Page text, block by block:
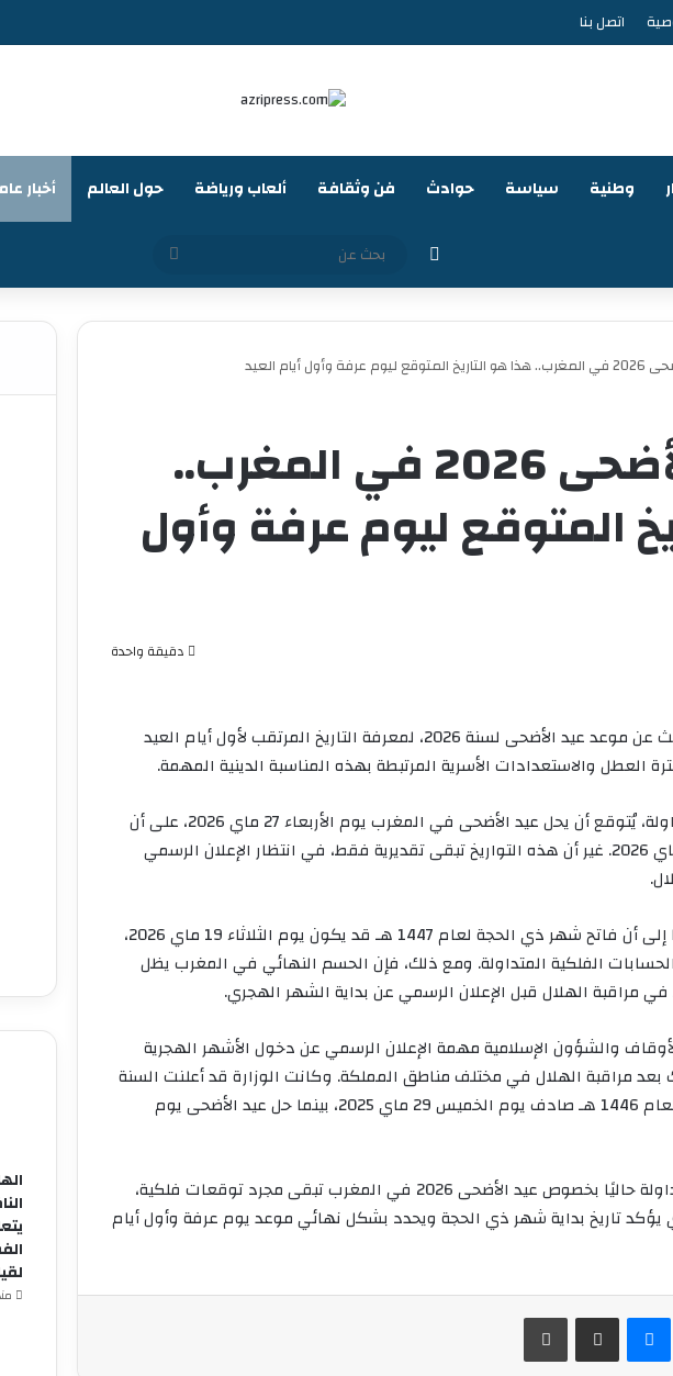
اتصل بنا
وطنية سياسة حوادث فن وثقافة ألعاب ورياضة حول العالم أخبار
الوضع المظلم
عن
أيام العيد
موعد عيد الأضحى 2026 في المغرب..
المتوقع ليوم عرفة وأول
دقيقة واحدة
يواصل عدد كبير من المغاربة البحث عن موعد عيد الأضحى لسنة 2026، لمعرفة التاريخ المرتقب لأول أيام العيد
العطل والاستعدادات الأسرية المرتبطة بهذه المناسبة الدينية المهمة.
وبحسب التقديرات الفلكية المتداولة، يُتوقع أن يحل عيد الأضحى في المغرب يوم الأربعاء 27 ماي 2026، على أن
يكون يوم عرفة يوم الثلاثاء 26 ماي 2026. غير أن هذه التواريخ تبقى تقديرية فقط، في انتظار الإعلان الرسمي
وتشير المعطيات الفلكية نفسها إلى أن فاتح شهر ذي الحجة لعام 1447 هـ قد يكون يوم الثلاثاء 19 ماي 2026،
الفلكية المتداولة. ومع ذلك، فإن الحسم النهائي في المغرب يظل
مراقبة الهلال قبل الإعلان الرسمي عن بداية الشهر الهجري.
والشؤون الإسلامية مهمة الإعلان الرسمي عن دخول الأشهر الهجرية
بعد مراقبة الهلال في مختلف مناطق المملكة. وكانت الوزارة قد أعلنت السنة
الماضية أن فاتح شهر ذي الحجة لعام 1446 هـ صادف يوم الخميس 29 ماي 2025، بينما حل عيد الأضحى يوم
وبالتالي، فإن جميع التواريخ المتداولة حاليًا بخصوص عيد الأضحى 2026 في المغرب تبقى مجرد توقعات فلكية،
يؤكد تاريخ بداية شهر ذي الحجة ويحدد بشكل نهائي موعد يوم عرفة وأول أيام
ماسنجر مشاركة عبر البريد طباعة